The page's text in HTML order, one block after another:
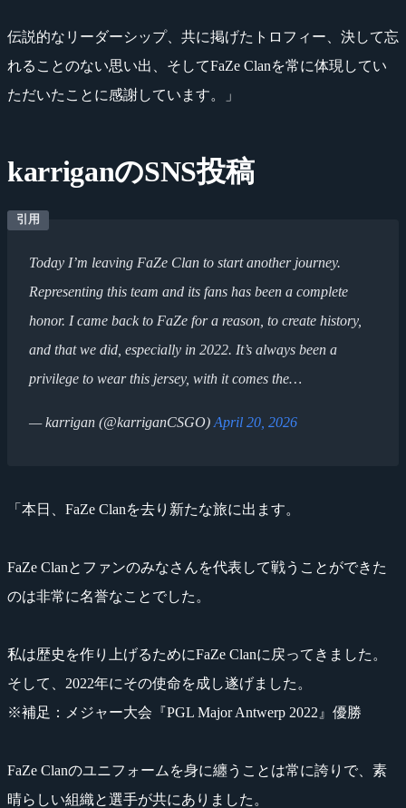
伝説的なリーダーシップ、共に掲げたトロフィー、決して忘
れることのない思い出、そしてFaZe Clanを常に体現してい
ただいたことに感謝しています。」
karriganのSNS投稿
Today I’m leaving FaZe Clan to start another journey.
Representing this team and its fans has been a complete
honor. I came back to FaZe for a reason, to create history,
and that we did, especially in 2022. It’s always been a
privilege to wear this jersey, with it comes the…
— karrigan (@karriganCSGO) April 20, 2026
「本日、FaZe Clanを去り新たな旅に出ます。
FaZe Clanとファンのみなさんを代表して戦うことができた
のは非常に名誉なことでした。
私は歴史を作り上げるためにFaZe Clanに戻ってきました。
そして、2022年にその使命を成し遂げました。
※補足：メジャー大会『PGL Major Antwerp 2022』優勝
FaZe Clanのユニフォームを身に纏うことは常に誇りで、素
晴らしい組織と選手が共にありました。